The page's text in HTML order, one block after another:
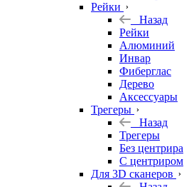
Рейки
Назад
Рейки
Алюминий
Инвар
Фиберглас
Дерево
Аксессуары
Трегеры
Назад
Трегеры
Без центрира
С центриром
Для 3D сканеров